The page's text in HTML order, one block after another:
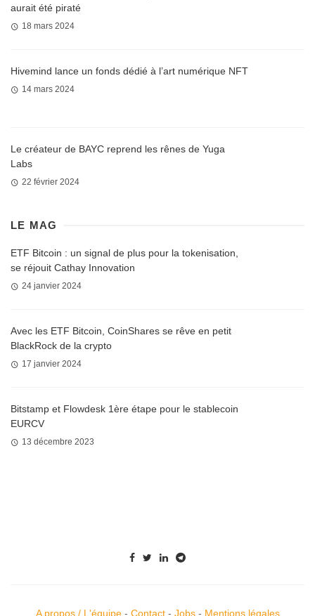
aurait été piraté
18 mars 2024
Hivemind lance un fonds dédié à l’art numérique NFT
14 mars 2024
Le créateur de BAYC reprend les rênes de Yuga
Labs
22 février 2024
LE MAG
ETF Bitcoin : un signal de plus pour la tokenisation,
se réjouit Cathay Innovation
24 janvier 2024
Avec les ETF Bitcoin, CoinShares se rêve en petit
BlackRock de la crypto
17 janvier 2024
Bitstamp et Flowdesk 1ère étape pour le stablecoin
EURCV
13 décembre 2023
A propos / L'équipe- Contact- Jobs- Mentions légales